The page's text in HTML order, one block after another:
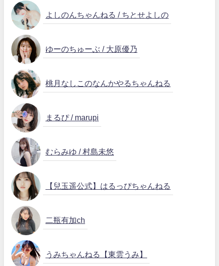
よしのんちゃんねる / ちとせよしの
ゆーのちゅーぶ / 大原優乃
桃月なしこのなんかやるちゃんねる
まるぴ / marupi
むらみゆ / 村島未悠
【兒玉遥公式】はるっぴちゃんねる
二瓶有加ch
うみちゃんねる【東雲うみ】